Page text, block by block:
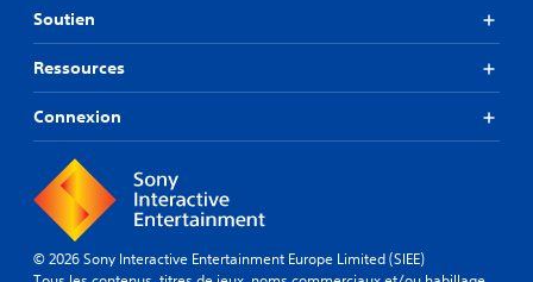
Soutien
Ressources
Connexion
© 2026 Sony Interactive Entertainment Europe Limited (SIEE)